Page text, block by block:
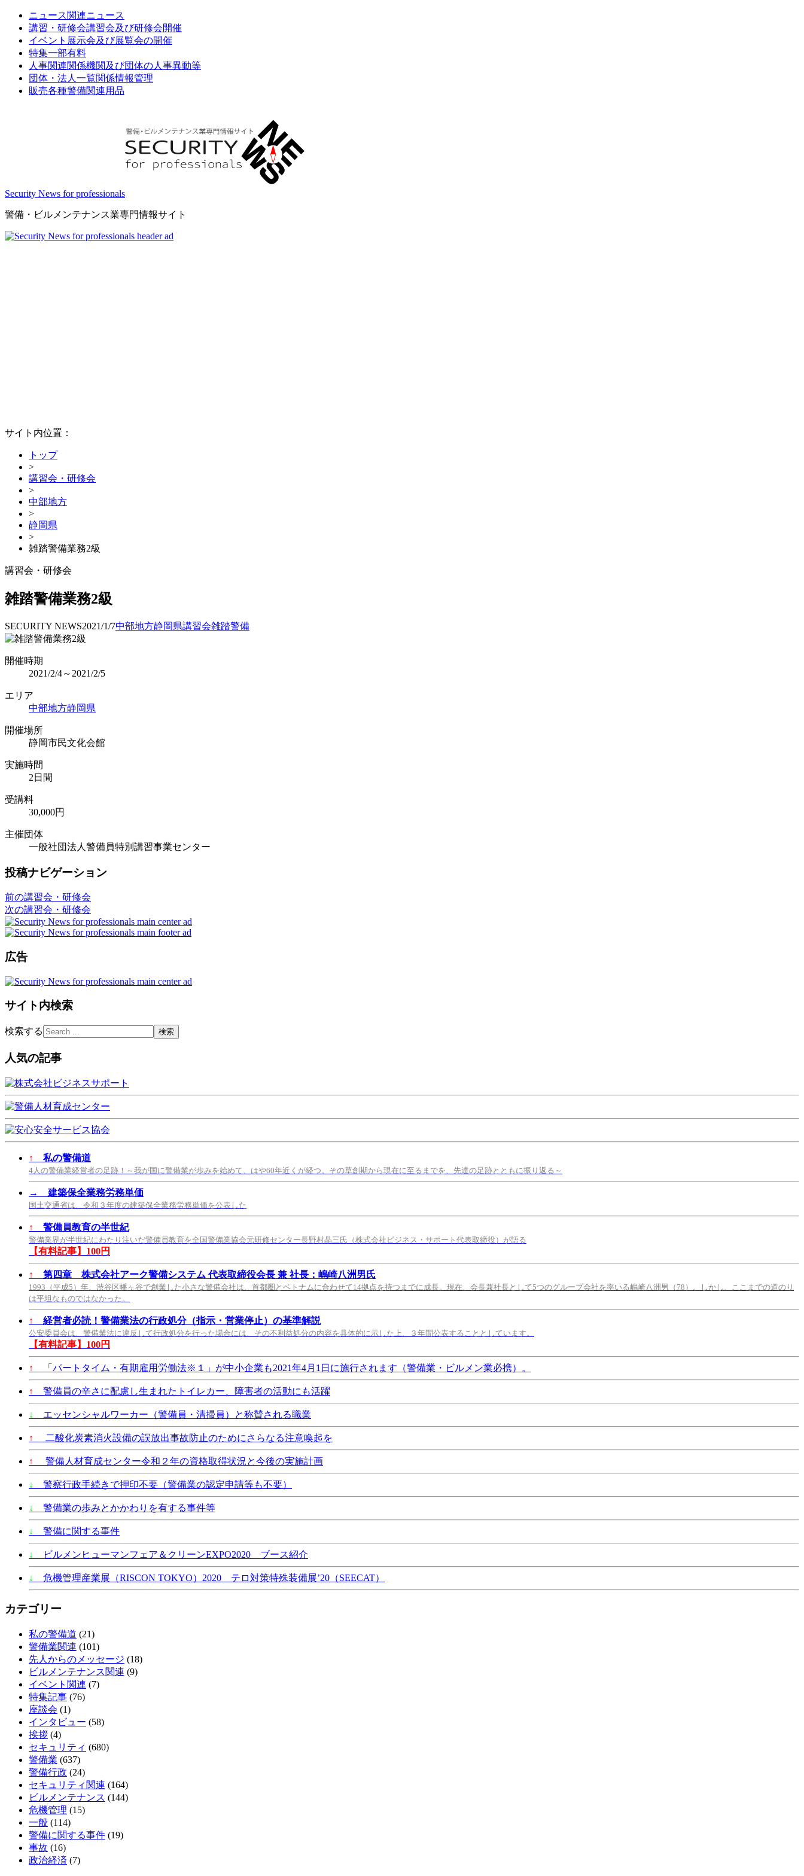
ニュース関連ニュース
講習・研修会講習会及び研修会開催
イベント 展示会及び展覧会の開催
特集一部有料
人事関連関係機関及び団体の人事異動等
団体・法人一覧関係情報管理
販売各種警備関連用品
Security News for professionals
警備・ビルメンテナンス業専門情報サイト
サイト内位置：
トップ
>
講習会・研修会
>
中部地方
>
静岡県
>
雑踏警備業務2級
講習会・研修会
雑踏警備業務2級
SECURITY NEWS2021/1/7中部地方静岡県講習会雑踏警備
開催時期
2021/2/4～2021/2/5
エリア
中部地方静岡県
開催場所
静岡市民文化会館
実施時間
2日間
受講料
30,000円
主催団体
一般社団法人警備員特別講習事業センター
投稿ナビゲーション
前の講習会・研修会
次の講習会・研修会
広告
サイト内検索
検索する
人気の記事
↑ 私の警備道
4人の警備業経営者の足跡！～我が国に警備業が歩みを始めて、はや60年近くが経つ。その草創期から現在に至るまでを、先達の足跡とともに振り返る～
→ 建築保全業務労務単価
国土交通省は、令和３年度の建築保全業務労務単価を公表した
↑ 警備員教育の半世紀
警備業界が半世紀にわたり注いだ警備員教育を全国警備業協会元研修センター長野村晶三氏（株式会社ビジネス・サポート代表取締役）が語る
【有料記事】100円
↑ 第四章 株式会社アーク警備システム 代表取締役会長 兼 社長：嶋崎八洲男氏
1993（平成5）年、渋谷区幡ヶ谷で創業した小さな警備会社は、首都圏とベトナムに合わせて14拠点を持つまでに成長。現在、会長兼社長として5つのグループ会社を率いる嶋崎八洲男（78）。しかし、ここまでの道のり
は平坦なものではなかった。
↑ 経営者必読！警備業法の行政処分（指示・営業停止）の基準解説
公安委員会は、警備業法に違反して行政処分を行った場合には、その不利益処分の内容を具体的に示した上、３年間公表することとしています。
【有料記事】100円
↑ 「パートタイム・有期雇用労働法※１」が中小企業も2021年4月1日に施行されます（警備業・ビルメン業必携）。
↑ 警備員の辛さに配慮し生まれたトイレカー、障害者の活動にも活躍
↓ エッセンシャルワーカー（警備員・清掃員）と称賛される職業
↑ 二酸化炭素消火設備の誤放出事故防止のためにさらなる注意喚起を
↑ 警備人材育成センター令和２年の資格取得状況と今後の実施計画
↓ 警察行政手続きで押印不要（警備業の認定申請等も不要）
↓ 警備業の歩みとかかわりを有する事件等
↓ 警備に関する事件
↓ ビルメンヒューマンフェア＆クリーンEXPO2020 ブース紹介
↓ 危機管理産業展（RISCON TOKYO）2020 テロ対策特殊装備展’20（SEECAT）
カテゴリー
私の警備道 (21)
警備業関連 (101)
先人からのメッセージ (18)
ビルメンテナンス関連 (9)
イベント関連 (7)
特集記事 (76)
座談会 (1)
インタビュー (58)
挨拶 (4)
セキュリティ (680)
警備業 (637)
警備行政 (24)
セキュリティ関連 (164)
ビルメンテナンス (144)
危機管理 (15)
一般 (114)
警備に関する事件 (19)
事故 (16)
政治経済 (7)